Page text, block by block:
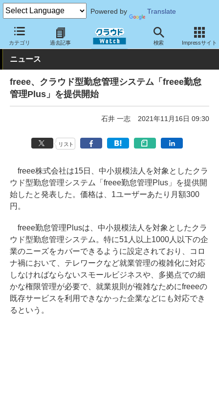
Powered by Translate
カテゴリ 過去記事 検索 Impressサイト
クラウド Watch サービス・ソフト サービス 業務関連
ニュース
freee、クラウド型勤怠管理システム「freee勤怠
管理Plus」を提供開始
石井 一志 2021年11月16日 09:30
リスト
freee株式会社は15日、中小規模法人を対象としたクラ
ウド型勤怠管理システム「freee勤怠管理Plus」を提供開
始したと発表した。価格は、1ユーザーあたり月額300
円。
freee勤怠管理Plusは、中小規模法人を対象としたクラ
ウド型勤怠管理システム。特に51人以上1000人以下の企
業のニーズをカバーできるように設定されており、コロ
ナ禍において、テレワークなど就業管理の複雑化に対応
しなければならないスモールビジネスや、多拠点での細
かな権限管理が必要で、就業規則が複雑なためにfreeeの
既存サービスを利用できなかった企業などにも対応でき
るという。